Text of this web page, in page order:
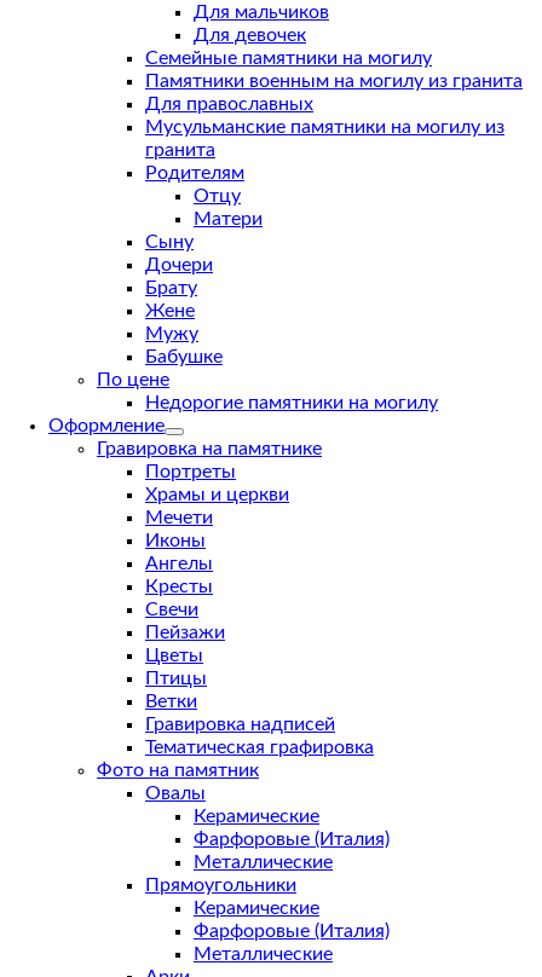
Для мальчиков
Для девочек
Семейные памятники на могилу
Памятники военным на могилу из гранита
Для православных
Мусульманские памятники на могилу из
гранита
Родителям
Отцу
Матери
Сыну
Дочери
Брату
Жене
Мужу
Бабушке
По цене
Недорогие памятники на могилу
Оформление
Гравировка на памятнике
Портреты
Храмы и церкви
Мечети
Иконы
Ангелы
Кресты
Свечи
Пейзажи
Цветы
Птицы
Ветки
Гравировка надписей
Тематическая графировка
Фото на памятник
Овалы
Керамические
Фарфоровые (Италия)
Металлические
Прямоугольники
Керамические
Фарфоровые (Италия)
Металлические